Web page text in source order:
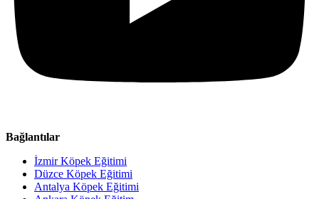
Bağlantılar
İzmir Köpek Eğitimi
Düzce Köpek Eğitimi
Antalya Köpek Eğitimi